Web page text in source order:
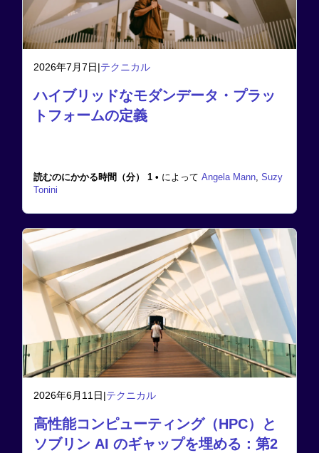
2026年7月7日|テクニカル
ハイブリッドなモダンデータ・プラッ
トフォームの定義
読むのにかかる時間（分） 1 • によって Angela Mann Suzy
Tonini
2026年6月11日|テクニカル
高性能コンピューティング（HPC）と
ソブリン AI のギャップを埋める：第2